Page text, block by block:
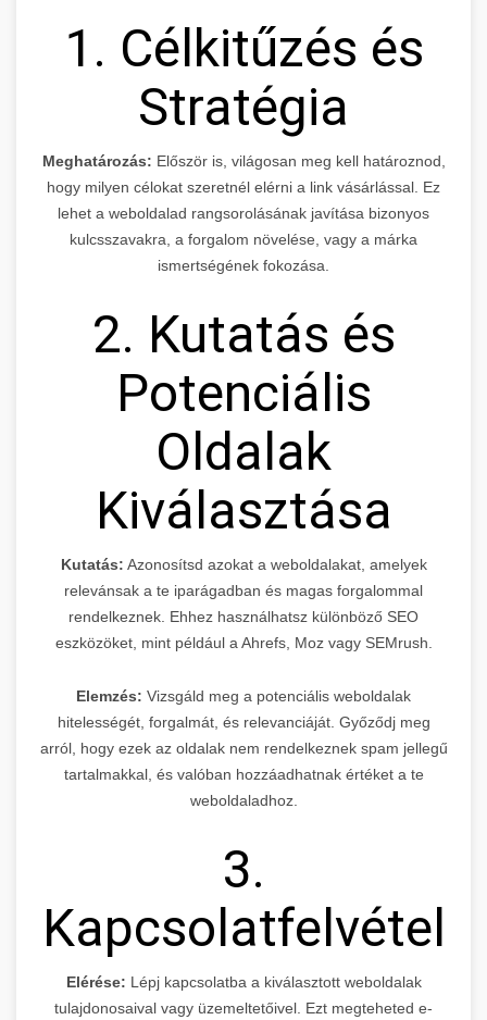
1. Célkitűzés és
Stratégia
Meghatározás: Először is, világosan meg kell határoznod,
hogy milyen célokat szeretnél elérni a link vásárlással. Ez
lehet a weboldalad rangsorolásának javítása bizonyos
kulcsszavakra, a forgalom növelése, vagy a márka
ismertségének fokozása.
2. Kutatás és
Potenciális
Oldalak
Kiválasztása
Kutatás: Azonosítsd azokat a weboldalakat, amelyek
relevánsak a te iparágadban és magas forgalommal
rendelkeznek. Ehhez használhatsz különböző SEO
eszközöket, mint például a Ahrefs, Moz vagy SEMrush.
Elemzés: Vizsgáld meg a potenciális weboldalak
hitelességét, forgalmát, és relevanciáját. Győződj meg
arról, hogy ezek az oldalak nem rendelkeznek spam jellegű
tartalmakkal, és valóban hozzáadhatnak értéket a te
weboldaladhoz.
3.
Kapcsolatfelvétel
Elérése: Lépj kapcsolatba a kiválasztott weboldalak
tulajdonosaival vagy üzemeltetőivel. Ezt megteheted e-